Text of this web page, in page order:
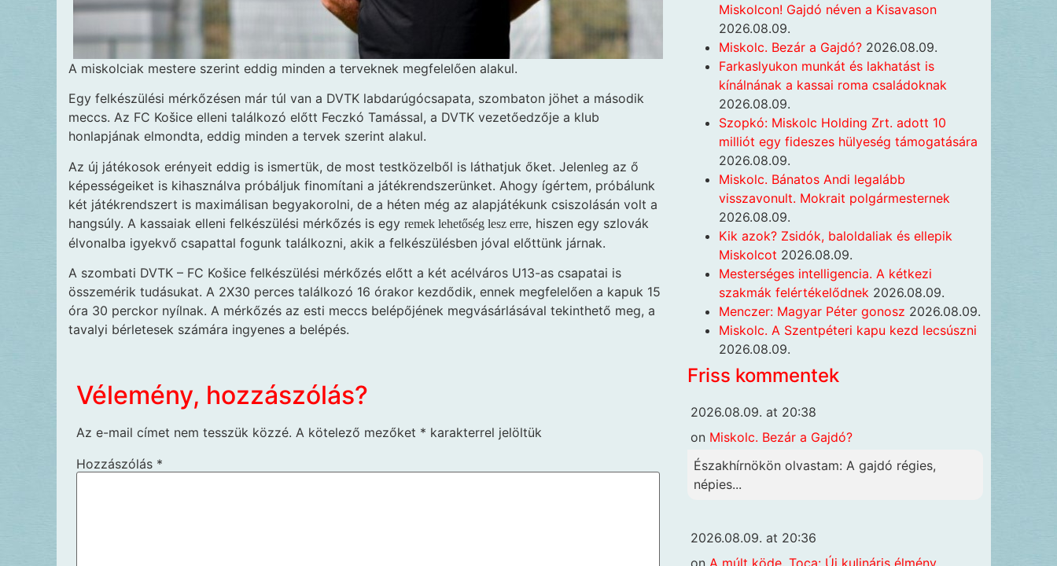
A miskolciak mestere szerint eddig minden a terveknek megfelelően alakul.
Egy felkészülési mérkőzésen már túl van a DVTK labdarúgócsapata, szombaton jöhet a második
meccs. Az FC Košice elleni találkozó előtt Feczkó Tamással, a DVTK vezetőedzője a klub
honlapjának elmondta, eddig minden a tervek szerint alakul.
Az új játékosok erényeit eddig is ismertük, de most testközelből is láthatjuk őket. Jelenleg az ő
képességeiket is kihasználva próbáljuk finomítani a játékrendszerünket. Ahogy ígértem, próbálunk
két játékrendszert is maximálisan begyakorolni, de a héten még az alapjátékunk csiszolásán volt a
hangsúly. A kassaiak elleni felkészülési mérkőzés is egy remek lehetőség lesz erre, hiszen egy szlovák
élvonalba igyekvő csapattal fogunk találkozni, akik a felkészülésben jóval előttünk járnak.
A szombati DVTK – FC Košice felkészülési mérkőzés előtt a két acélváros U13-as csapatai is
összemérik tudásukat. A 2X30 perces találkozó 16 órakor kezdődik, ennek megfelelően a kapuk 15
óra 30 perckor nyílnak. A mérkőzés az esti meccs belépőjének megvásárlásával tekinthető meg, a
tavalyi bérletesek számára ingyenes a belépés.
Vélemény, hozzászólás?
Az e-mail címet nem tesszük közzé. A kötelező mezőket * karakterrel jelöltük
Hozzászólás *
Miskolcon! Gajdó néven a Kisavason
2026.08.09.
Miskolc. Bezár a Gajdó? 2026.08.09.
Farkaslyukon munkát és lakhatást is
kínálnának a kassai roma családoknak
2026.08.09.
Szopkó: Miskolc Holding Zrt. adott 10
milliót egy fideszes hülyeség támogatására
2026.08.09.
Miskolc. Bánatos Andi legalább
visszavonult. Mokrait polgármesternek
2026.08.09.
Kik azok? Zsidók, baloldaliak és ellepik
Miskolcot 2026.08.09.
Mesterséges intelligencia. A kétkezi
szakmák felértékelődnek 2026.08.09.
Menczer: Magyar Péter gonosz 2026.08.09.
Miskolc. A Szentpéteri kapu kezd lecsúszni
2026.08.09.
Friss kommentek
2026.08.09. at 20:38
on Miskolc. Bezár a Gajdó?
Északhírnökön olvastam: A gajdó régies,
népies...
2026.08.09. at 20:36
on A múlt köde. Toca: Új kulináris élmény